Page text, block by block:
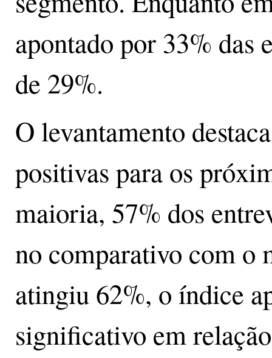
apontado por 33% das
de 29%.
O levantamento
positivas para os
maioria, 57% dos
no comparativo com o
atingiu 62%, o índice
significativo em